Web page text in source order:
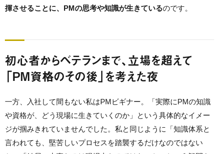
揮させることに、PMの思考や知識が生きているのです。
初心者からベテランまで、立場を超えて
「PM資格のその後」を考えた夜
一方、入社して間もない私はPMビギナー。「実際にPMの知識
や資格が、どう現場に生きていくのか」という具体的なイメー
ジが掴みきれていませんでした。私と同じように「知識体系と
言われても、堅苦しいプロセスを踏襲するだけなのではない